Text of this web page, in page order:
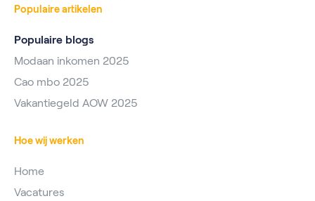
Populaire artikelen
Populaire blogs
Modaan inkomen 2025
Cao mbo 2025
Vakantiegeld AOW 2025
Hoe wij werken
Home
Vacatures